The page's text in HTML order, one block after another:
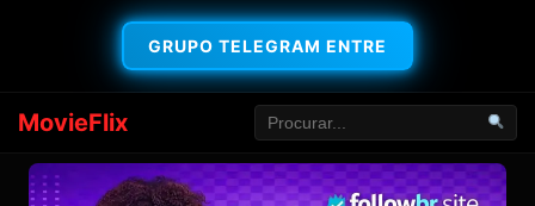
GRUPO TELEGRAM ENTRE
MovieFlix